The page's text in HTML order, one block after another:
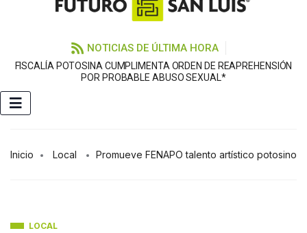
NOTICIAS DE ÚLTIMA HORA
FISCALÍA POTOSINA CUMPLIMENTA ORDEN DE REAPREHENSIÓN
POR PROBABLE ABUSO SEXUAL*
Inicio Local Promueve FENAPO talento artístico potosino
LOCAL